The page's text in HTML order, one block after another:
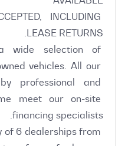
INCLUDING
wide selection of
vehicles. All our
professional and
meet our on-site
of 6 dealerships from